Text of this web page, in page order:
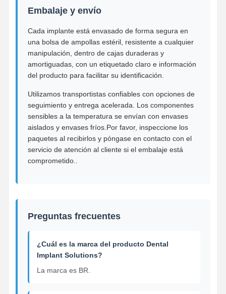
Embalaje y envío
Cada implante está envasado de forma segura en
una bolsa de ampollas estéril, resistente a cualquier
manipulación, dentro de cajas duraderas y
amortiguadas, con un etiquetado claro e información
del producto para facilitar su identificación.
Utilizamos transportistas confiables con opciones de
seguimiento y entrega acelerada. Los componentes
sensibles a la temperatura se envían con envases
aislados y envases fríos.Por favor, inspeccione los
paquetes al recibirlos y póngase en contacto con el
servicio de atención al cliente si el embalaje está
comprometido..
Preguntas frecuentes
¿Cuál es la marca del producto Dental
Implant Solutions?
La marca es BR.